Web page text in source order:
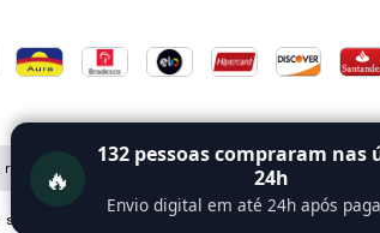
site você aceita o uso de cookies para agilizar a
🔥
132 pessoas compraram nas
24h
Envio digital em até 24h após